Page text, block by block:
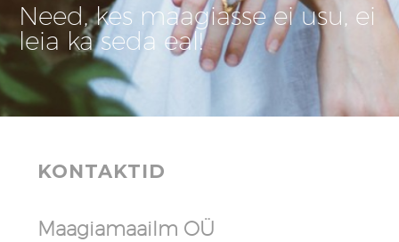
Need, kes maagiasse ei usu, ei
leia ka seda eal!
KONTAKTID
Maagiamaailm OÜ